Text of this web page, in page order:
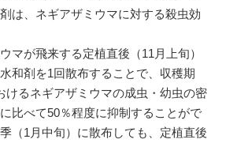
は、ネギアザミウマに対する殺虫効
マが飛来する定植直後（11 月上旬）
和剤を1回散布することで、収穫期
けるネギアザミウマの成虫・幼虫の密
比べて50％程度に抑制することがで
（1 月中旬）に散布しても、定植直後